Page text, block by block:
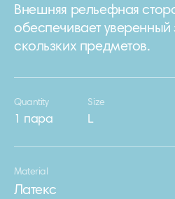
Внешняя рельефная
обеспечивает
скользких предметов.
Quantity
1 пара
Size
L
Material
Латекс